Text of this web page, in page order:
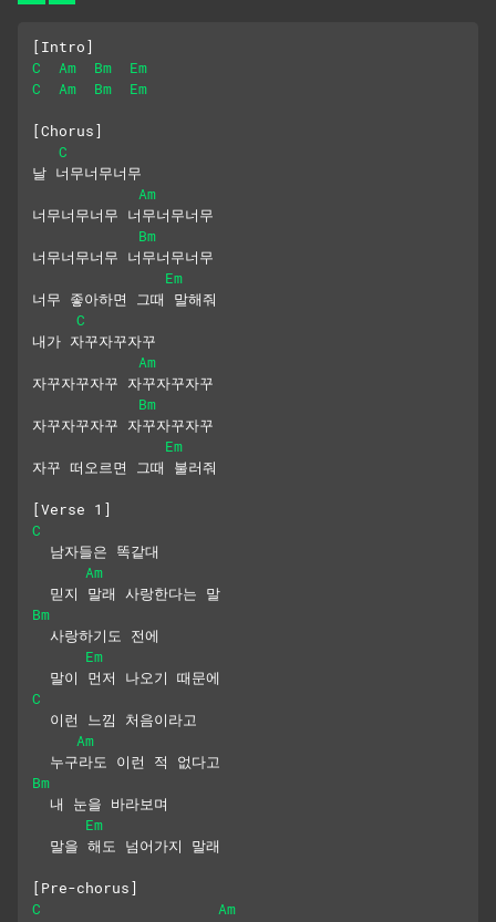
[Intro]
C
Am Bm
Em
C
Am Bm Em
[Chorus]
C
날 너무너무너무
Am
너무너무너무 너무너무너무
Bm
너무너무너무 너무너무너무
Em
너무 좋아하면 그때 말해줘
C
내가 자꾸자꾸자꾸
Am
자꾸자꾸자꾸 자꾸자꾸자꾸
Bm
자꾸자꾸자꾸 자꾸자꾸자꾸
Em
자꾸 떠오르면 그때 불러줘
[Verse 1]
C
  남자들은 똑같대
Am
  믿지 말래 사랑한다는 말
Bm
  사랑하기도 전에
Em
  말이 먼저 나오기 때문에
C
  이런 느낌 처음이라고
Am
  누구라도 이런 적 없다고
Bm
  내 눈을 바라보며
Em
  말을 해도 넘어가지 말래
[Pre-chorus]
C
Am